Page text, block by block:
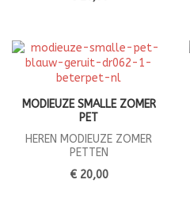
MODIEUZE SMALLE ZOMER
PET
HEREN MODIEUZE ZOMER
PETTEN
€ 20,00